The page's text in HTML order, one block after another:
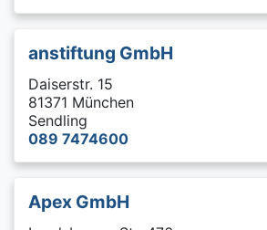
anstiftung GmbH
Daiserstr. 15
81371 München
Sendling
089 7474600
Apex GmbH